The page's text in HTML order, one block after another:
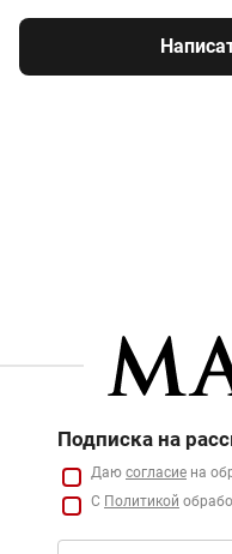
Подписка на
Даю согласие на
С Политикой